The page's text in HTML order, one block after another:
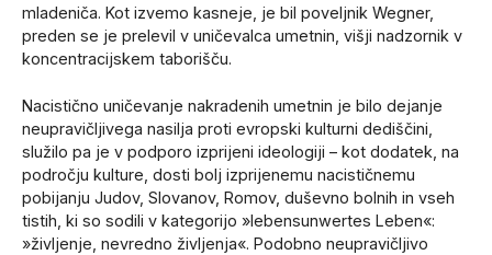
mladeniča. Kot izvemo kasneje, je bil poveljnik Wegner,
preden se je prelevil v uničevalca umetnin, višji nadzornik v
koncentracijskem taborišču.
Nacistično uničevanje nakradenih umetnin je bilo dejanje
neupravičljivega nasilja proti evropski kulturni dediščini,
služilo pa je v podporo izprijeni ideologiji – kot dodatek, na
področju kulture, dosti bolj izprijenemu nacističnemu
pobijanju Judov, Slovanov, Romov, duševno bolnih in vseh
tistih, ki so sodili v kategorijo »lebensunwertes Leben«:
»življenje, nevredno življenja«. Podobno neupravičljivo